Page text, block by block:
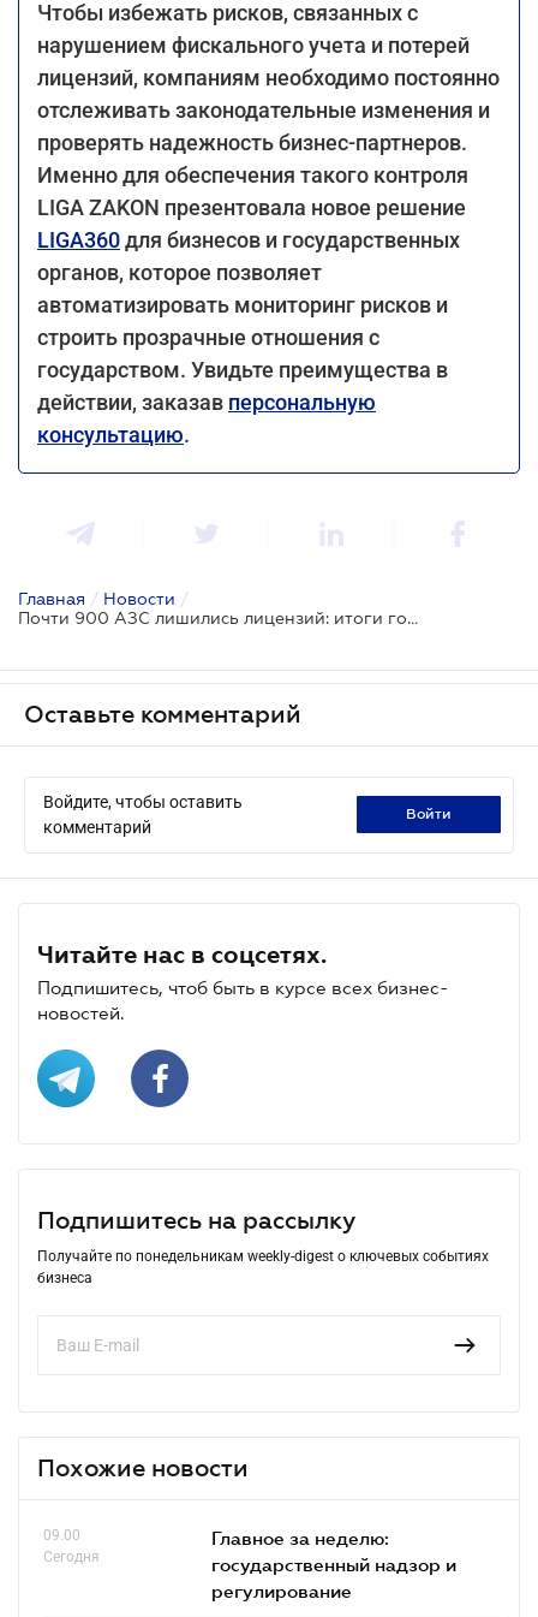
Чтобы избежать рисков, связанных с
нарушением фискального учета и потерей
лицензий, компаниям необходимо постоянно
отслеживать законодательные изменения и
проверять надежность бизнес-партнеров.
Именно для обеспечения такого контроля
LIGA ZAKON презентовала новое решение
LIGA360для бизнесов и государственных
органов, которое позволяет
автоматизировать мониторинг рисков и
строить прозрачные отношения с
государством. Увидьте преимущества в
действии, заказав персональную
консультацию.
Главная / Новости /
Почти 900 АЗС лишились лицензий: итоги года от ГНС
Оставьте комментарий
Войдите, чтобы оставить
комментарий
войти
Читайте нас в соцсетях.
Подпишитесь, чтоб быть в курсе всех бизнес-
новостей.
Подпишитесь на рассылку
Получайте по понедельникам weekly-digest о ключевых событиях
бизнеса
Похожие новости
09.00
Сегодня
Главное за неделю:
государственный надзор и
регулирование